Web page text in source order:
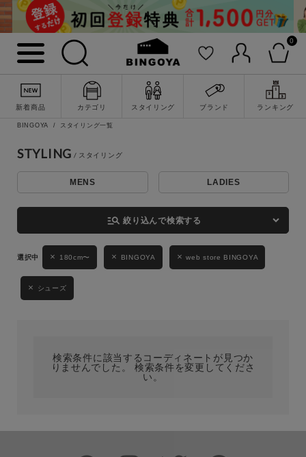
0
新着商品 カテゴリ スタイリング ブランド ランキング
詳細検索
キーワード
性別
MENS LADIES KIDS
ブランド
BINGOYA スタイリング一覧
STYLING
MENS LADIES
manage_search 絞り込んで検索する
180cm〜 BINGOYA web store BINGOYA
シューズ
検索条件に該当するコーディネートが見つか
りませんでした。 検索条件を変更してくださ
い。